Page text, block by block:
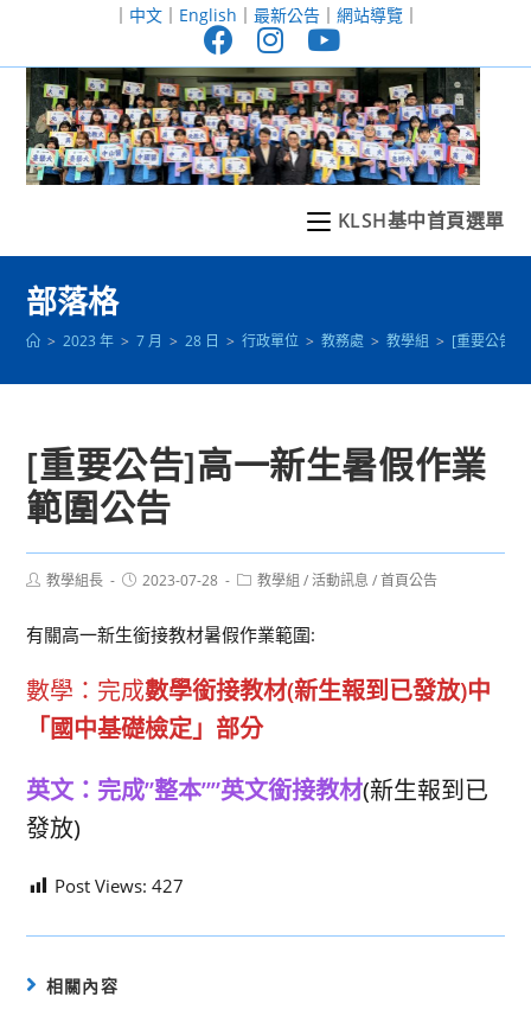
至
｜ 中文｜ English ｜ 最新公告｜ 網站導覽｜
KLSH基中首頁選單
部落格
> 2023 年 > 7 月 > 28 日 > 行政單位 > 教務處 > 教學組 > [重要公告]
[重要公告]高一新生暑假作業
範圍公告
Post教學組長
Post2023-07-28
Post教學組 / 活動訊息 / 首頁公告
有關高一新生銜接教材暑假作業範圍:
數學：完成數學銜接教材(新生報到已發放)中
「國中基礎檢定」部分
英文：完成”整本””英文銜接教材(新生報到已
發放)
Post Views: 427
相關內容